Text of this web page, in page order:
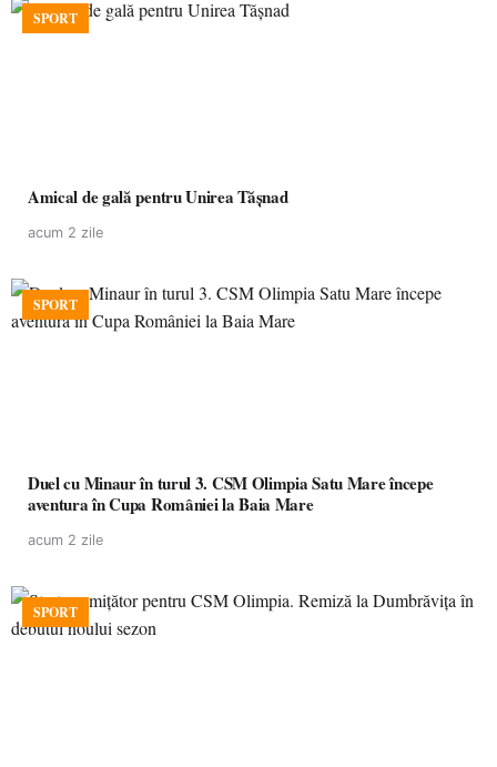
SPORT
Amical de gală pentru Unirea Tășnad
acum 2 zile
SPORT
Duel cu Minaur în turul 3. CSM Olimpia Satu Mare începe
aventura în Cupa României la Baia Mare
acum 2 zile
SPORT